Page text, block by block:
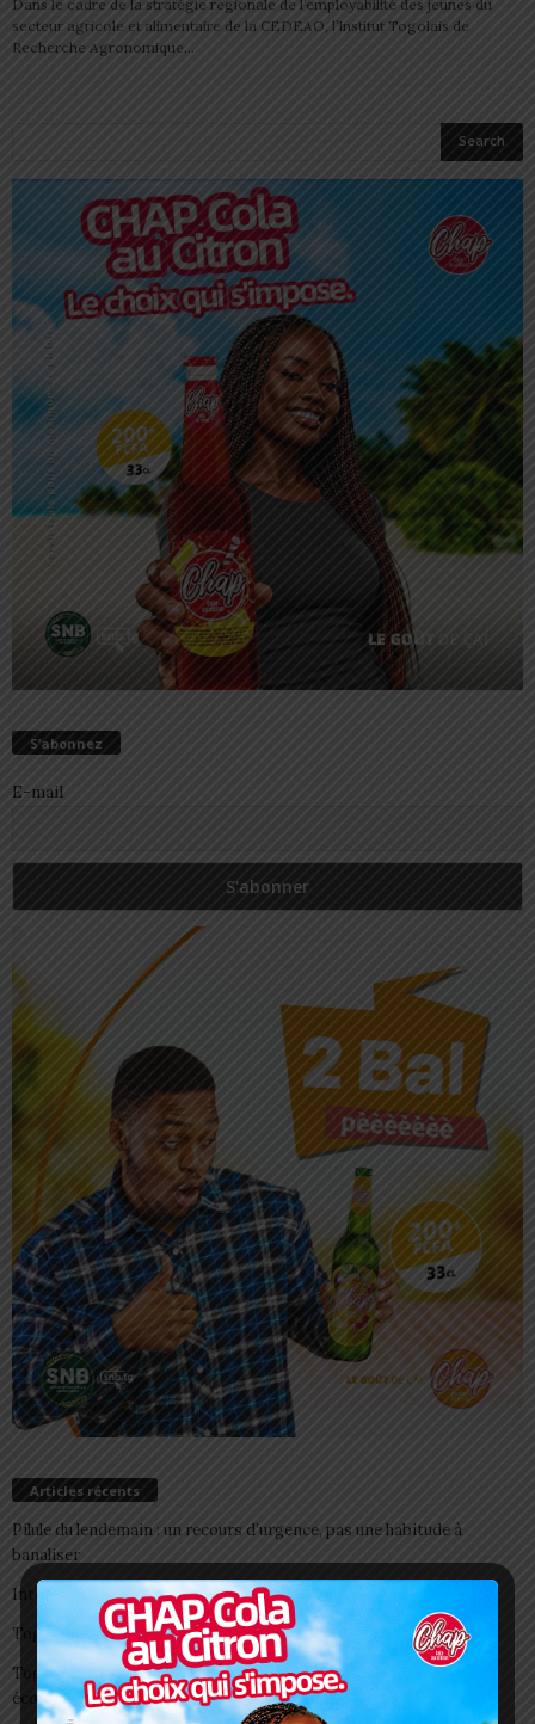
Dans le cadre de la stratégie régionale de l’employabilité des jeunes du
secteur agricole et alimentaire de la CEDEAO, l’Institut Togolais de
Recherche Agronomique...
S’abonnez
E-mail
Articles récents
Pilule du lendemain : un recours d’urgence, pas une habitude à
banaliser
Interclubs CAF: ASCK et ASKO face à deux gros morceaux
Togo/ Boissons énergisantes: l’État tire la sonnette d’alarme
Togo/ Rentrée scolaire 2026-2027: consultez la liste officielle des
écoles autorisées